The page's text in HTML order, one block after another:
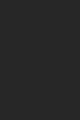
d'automobiles